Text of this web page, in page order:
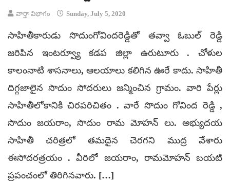
వార్తా విభాగం Sunday, July 5, 2020
సాహితీకారుడు సొదుంగోవిందరెడ్డితో తవ్వా ఓబుల్ రెడ్డి
జరిపిన ఇంటర్వ్యూ కడప జిల్లా ఉరుటూరు . చోళుల
కాలంనాటి శాసనాలు, ఆలయాలు కలిగిన ఊరే కాదు. సాహితీ
దిగ్గజాలైన సొదుం సోదరులు జన్మించిన గ్రామం. వారి పేర్లు
సాహితీలోకానికి చిరపరిచితం . వారే సొదుం గోవింద రెడ్డి ,
సొదుం జయరాం, సొదుం రామ మోహన్ లు. అభ్యుదయ
సాహితీ చరిత్రలో తమదైన చెరగని ముద్ర వేశారు
ఈసోదరత్రయం . వీరిలో జయరాం, రామమోహన్ బయటి
ప్రపంచంలో తిరిగినవారు. […]